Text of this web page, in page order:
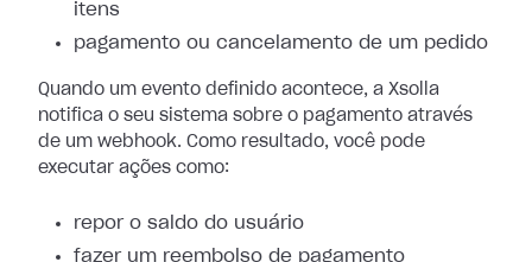
itens
pagamento ou cancelamento de um pedido
Quando um evento definido acontece, a Xsolla
notifica o seu sistema sobre o pagamento através
de um webhook. Como resultado, você pode
executar ações como:
repor o saldo do usuário
fazer um reembolso de pagamento